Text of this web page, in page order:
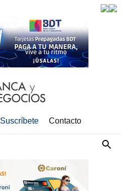
Suscríbete Contacto